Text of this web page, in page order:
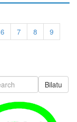
6 7 8
9
Bilatu